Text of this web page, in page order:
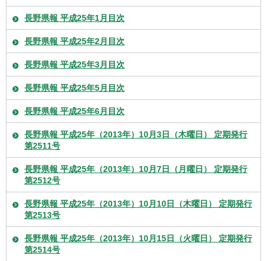
長野県報 平成25年1月目次
長野県報 平成25年2月目次
長野県報 平成25年3月目次
長野県報 平成25年5月目次
長野県報 平成25年6月目次
長野県報 平成25年（2013年）10月3日（木曜日） 定期発行
第2511号
長野県報 平成25年（2013年）10月7日（月曜日） 定期発行
第2512号
長野県報 平成25年（2013年）10月10日（木曜日） 定期発行
第2513号
長野県報 平成25年（2013年）10月15日（火曜日） 定期発行
第2514号